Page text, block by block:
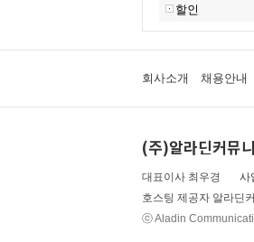
할인
회사소개 채용안내
(주)알라딘커뮤
대표이사 최우경 사
호스팅 제공자 알라딘
ⓒ Aladin